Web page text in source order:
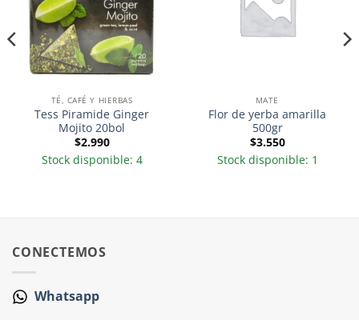
TÉ, CAFÉ Y HIERBAS
Tess Piramide Ginger
Mojito 20bol
$2.990
Stock disponible: 4
MATE
Flor de yerba amarilla
500gr
$3.550
Stock disponible: 1
CONECTEMOS
Whatsapp